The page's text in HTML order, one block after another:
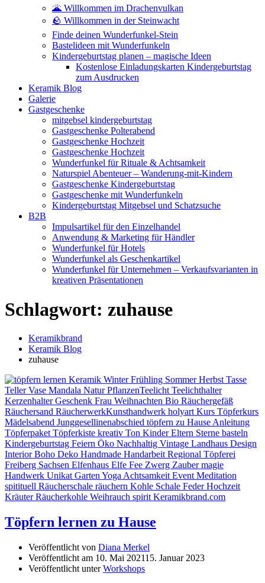
🌋 Willkommen im Drachenvulkan
🪨 Willkommen in der Steinwacht
Finde deinen Wunderfunkel-Stein
Bastelideen mit Wunderfunkeln
Kindergeburtstag planen – magische Ideen
Kostenlose Einladungskarten Kindergeburtstag
zum Ausdrucken
Keramik Blog
Galerie
Gastgeschenke
mitgebsel kindergeburtstag
Gastgeschenke Polterabend
Gastgeschenke Hochzeit
Gastgeschenke Hochzeit
Wunderfunkel für Rituale & Achtsamkeit
Naturspiel Abenteuer – Wanderung-mit-Kindern
Gastgeschenke Kindergeburtstag
Gastgeschenke mit Wunderfunkeln
Kindergeburtstag Mitgebsel und Schatzsuche
B2B
Impulsartikel für den Einzelhandel
Anwendung & Marketing für Händler
Wunderfunkel für Hotels
Wunderfunkel als Geschenkartikel
Wunderfunkel für Unternehmen – Verkaufsvarianten in
kreativen Präsentationen
Schlagwort: zuhause
Keramikbrand
Keramik Blog
zuhause
Töpfern lernen zu Hause
Veröffentlicht von Diana Merkel
Veröffentlicht am 10. Mai 202115. Januar 2023
Veröffentlicht unterWorkshops